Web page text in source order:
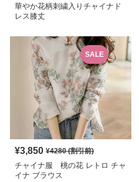
華やか花柄刺繍入りチャイナド
レス膝丈
SALE
¥3,850 ¥4280(割引前)
チャイナ服 桃の花 レトロ チャ
イナ ブラウス